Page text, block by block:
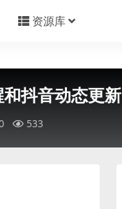
资源库
抖音动态更新
533